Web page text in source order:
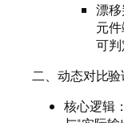
漂
元
可判
二、动态对比验
核心逻辑